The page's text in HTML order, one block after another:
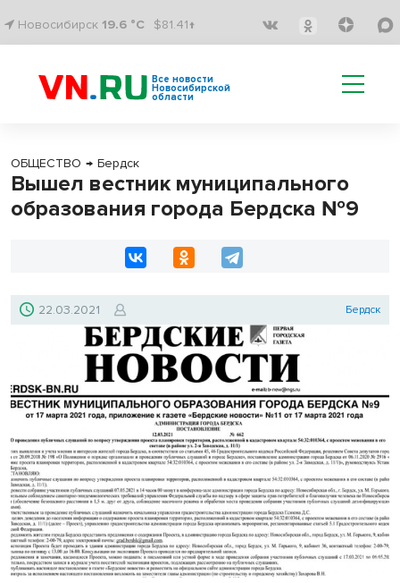
Новосибирск 19.6 °C $81.41↑
Все новости
Новосибирской
области
ОБЩЕСТВО → Бердск
Вышел вестник муниципального
образования города Бердска №9
22.03.2021 Бердск